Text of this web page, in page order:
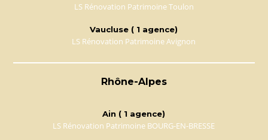
LS Rénovation Patrimoine Toulon
Vaucluse ( 1 agence)
LS Rénovation Patrimoine Avignon
Rhône-Alpes
Ain ( 1 agence)
LS Rénovation Patrimoine BOURG-EN-BRESSE